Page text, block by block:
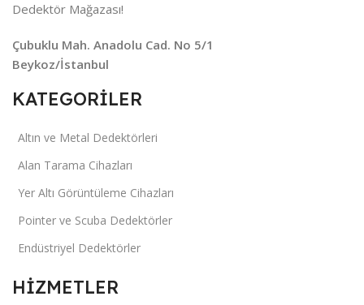
Dedektör Mağazası!
Çubuklu Mah. Anadolu Cad. No 5/1
Beykoz/İstanbul
KATEGORİLER
Altın ve Metal Dedektörleri
Alan Tarama Cihazları
Yer Altı Görüntüleme Cihazları
Pointer ve Scuba Dedektörler
Endüstriyel Dedektörler
HİZMETLER